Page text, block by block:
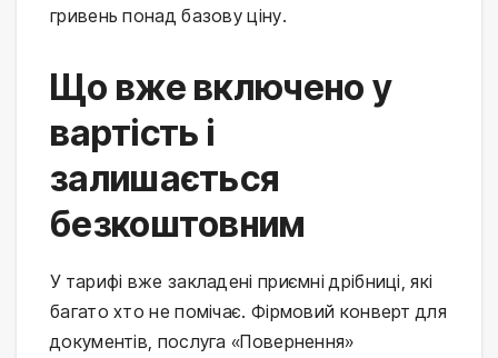
гривень понад базову ціну.
Що вже включено у
вартість і
залишається
безкоштовним
У тарифі вже закладені приємні дрібниці, які
багато хто не помічає. Фірмовий конверт для
документів, послуга «Повернення»